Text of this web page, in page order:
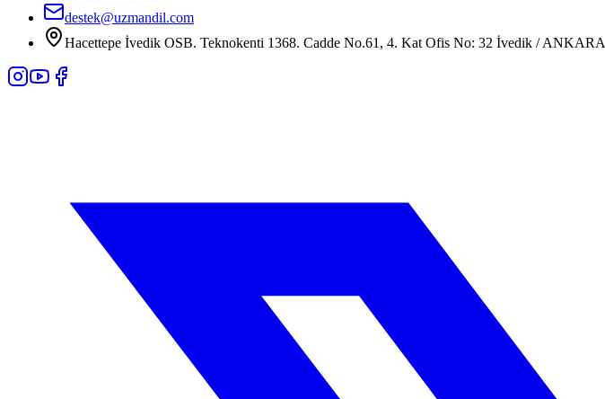
destek@uzmandil.com
Hacettepe İvedik OSB. Teknokenti 1368. Cadde No.61, 4. Kat Ofis No: 32 İvedik / ANKARA